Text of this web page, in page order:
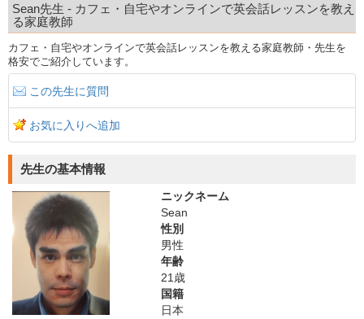
Sean先生 - カフェ・自宅やオンラインで英会話レッスンを教え
る家庭教師
カフェ・自宅やオンラインで英会話レッスンを教える家庭教師・先生を
格安でご紹介しています。
この先生に質問
お気に入りへ追加
先生の基本情報
ニックネーム
Sean
性別
男性
年齢
21歳
国籍
日本